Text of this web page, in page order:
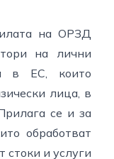
на ОРЗД
на лични
в ЕС, които
лица, в
се и за
обработват
стоки и услуги